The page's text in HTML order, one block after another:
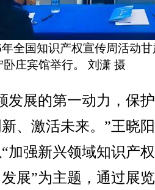
全国知识产权宣传周活动
庄宾馆举行。 刘潇 摄
展的第一动力，保
、激活未来。”王晓
加强新兴领域知识产
展”为主题，通过展